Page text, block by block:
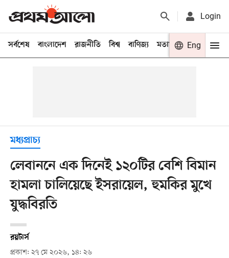
Login
সর্বশেষ বাংলাদেশ রাজনীতি বিশ্ব বাণিজ্য মতামত খেলা
Eng
মধ্যপ্রাচ্য
লেবাননে এক দিনেই ১২০টির বেশি বিমান
হামলা চালিয়েছে ইসরায়েল, হুমকির মুখে
যুদ্ধবিরতি
রয়টার্স
প্রকাশ: ২৭ মে ২০২৬, ১৪: ২৬